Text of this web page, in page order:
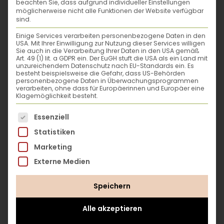
den praktischen Tipps für Diagnose,
Behandlung und Vorsorge kannst du auch in
Zukunft für gesunde Wurzeln, Stämme und
Blätterpracht sorgen und das Blühen,
Summen und Gedeihen in deinem Garten
ungetrübt genießen. Ein alltagstaugliches
Praxis-Buch zum schnellen Nachschlagen,
wenn der Hut brennt.
- Zusammenhänge verstehen und die
richtigen Maßnahmen ergreifen: warum
werden Pflanzen krank, welche Probleme
erfordern ein Einschreiten und welche Mittel
wirken wie
- Tipps für Nutz- und Zierpflanzen, inklusive
ökologischer Rasenpflege
- mit vielen Details zu den herkömmlichen
Schädlingen, wie Läusen, Schnecken und Co.
Fiona Kiss
Fiona Kiss ist Gärtnermeisterin und
Ayurveda-Praktikerin. Sie weiß, was in
brenzligen Gartenangelegenheiten zu tun
beachten Sie, dass aufgrund individueller Einstellungen
möglicherweise nicht alle Funktionen der Website verfügbar
sind.
Einige Services verarbeiten personenbezogene Daten in den
USA. Mit Ihrer Einwilligung zur Nutzung dieser Services willigen
Sie auch in die Verarbeitung Ihrer Daten in den USA gemäß
Art. 49 (1) lit. a GDPR ein. Der EuGH stuft die USA als ein Land mit
unzureichendem Datenschutz nach EU-Standards ein. Es
besteht beispielsweise die Gefahr, dass US-Behörden
personenbezogene Daten in Überwachungsprogrammen
verarbeiten, ohne dass für Europäerinnen und Europäer eine
Klagemöglichkeit besteht.
Es folgt eine Liste der Service-Gruppen, für die
Essenziell
Statistiken
Marketing
Externe Medien
Speichern
Alle akzeptieren